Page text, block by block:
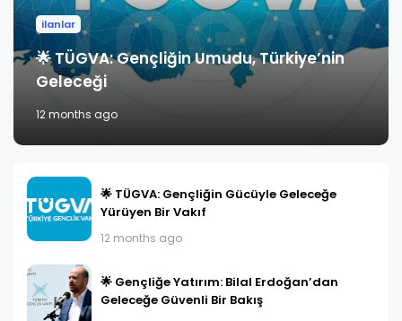
ilanlar
🌟 TÜGVA: Gençliğin Umudu, Türkiye’nin
Geleceği
12 months ago
🌟 TÜGVA: Gençliğin Gücüyle Geleceğe
Yürüyen Bir Vakıf
12 months ago
🌟 Gençliğe Yatırım: Bilal Erdoğan’dan
Geleceğe Güvenli Bir Bakış